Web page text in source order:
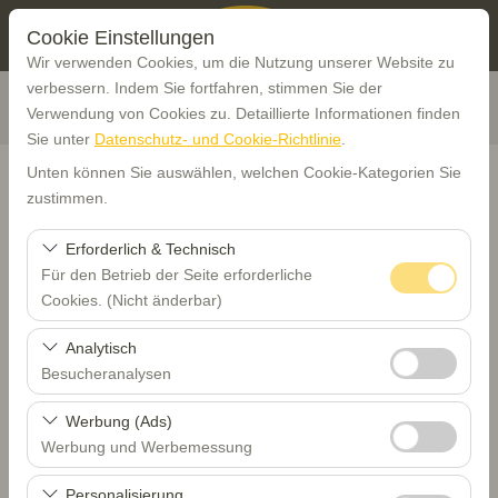
Cookie Einstellungen
Wir verwenden Cookies, um die Nutzung unserer Website zu
verbessern. Indem Sie fortfahren, stimmen Sie der
Verwendung von Cookies zu. Detaillierte Informationen finden
Sie unter Datenschutz- und Cookie-Richtlinie
Unten können Sie auswählen, welchen Cookie-Kategorien Sie
zustimmen.
Erforderlich & Technisch
Für den Betrieb der Seite erforderliche
Cookies. (Nicht änderbar)
Diese Cookies sind für das ordnungsgemäße
Funktionieren der Website, die Sicherheit, die
Sitzungsverwaltung und grundlegende Funktionen
erforderlich. Sie können nicht deaktiviert werden.
Analytisch
Besucheranalysen
Diese Cookies ermöglichen es uns, zu analysieren, wie
unsere Website genutzt wird (Besucherzahl,
meistbesuchte Seiten, Nutzerverhalten). Diese Daten
werden verwendet, um die Leistung der Website zu
Werbung (Ads)
Werbung und Werbemessung
Diese Cookies ermöglichen es uns, Ihnen auf Ihre
Abholstation
Trabzon
Eine andere Rückgabestation auswählen
Abholdatum & Zeit